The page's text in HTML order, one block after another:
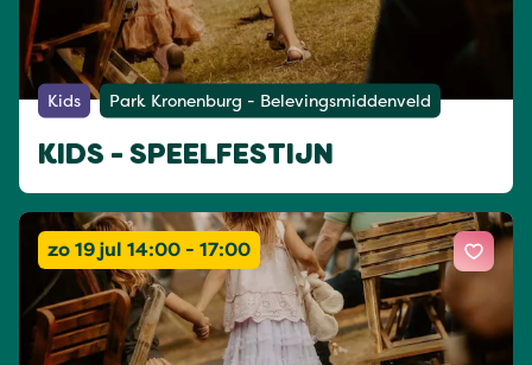
Kids Park Kronenburg - Belevingsmiddenveld
KIDS - SPEELFESTIJN
zo 19 jul 14:00 - 17:00